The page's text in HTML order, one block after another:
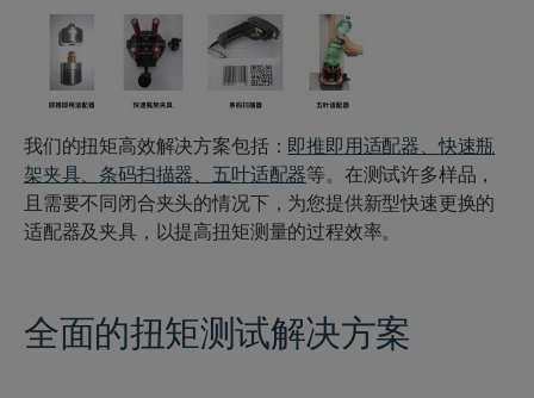
我们的扭矩高效解决方案包括： 即推即用适配器 、快速瓶
架夹具、条码扫描器 五叶适配器等。在测试许多样品，
且需要不同闭合夹头的情况下，为您提供新型快速更换的
适配器及夹具，以提高扭矩测量的过程效率。
全面的扭矩测试解决方案